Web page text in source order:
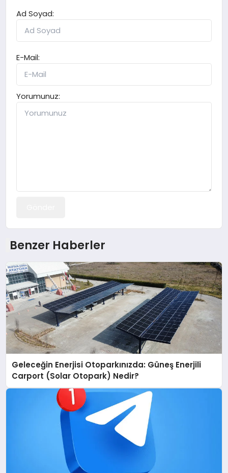
Ad Soyad:
E-Mail:
Yorumunuz:
Benzer Haberler
Geleceğin Enerjisi Otoparkınızda: Güneş Enerjili
Carport (Solar Otopark) Nedir?